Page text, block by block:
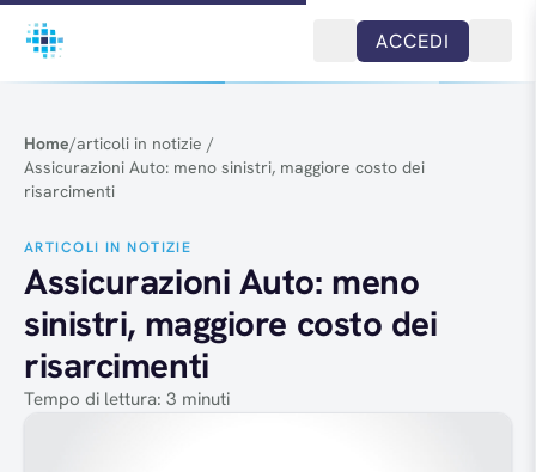
Salta al contenuto
ACCEDI
Home/articoli in notizie /
Assicurazioni Auto: meno sinistri, maggiore costo dei
risarcimenti
ARTICOLI IN NOTIZIE
Assicurazioni Auto: meno
sinistri, maggiore costo dei
risarcimenti
Tempo di lettura: 3 minuti